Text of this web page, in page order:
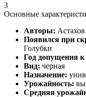
3
Основные
Авторы:
Появился при
Голубки
Год допущения
Вид: черная
Назначение:
Урожайность:
Средняя